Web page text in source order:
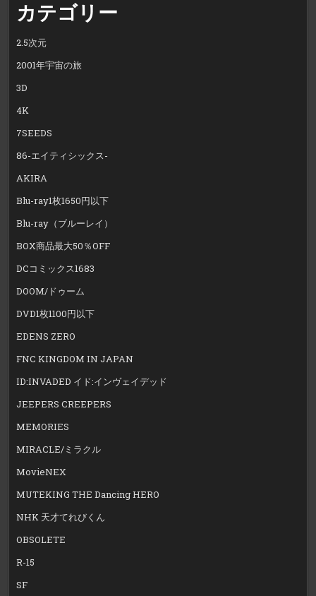
カテゴリー
2.5次元
2001年宇宙の旅
3D
4K
7SEEDS
86-エイティシックス-
AKIRA
Blu-ray1枚1650円以下
Blu-ray（ブルーレイ）
BOX商品最大50％OFF
DCコミックス1683
DOOM/ドゥーム
DVD1枚1100円以下
EDENS ZERO
FNC KINGDOM IN JAPAN
ID:INVADED イド:インヴェイデッド
JEEPERS CREEPERS
MEMORIES
MIRACLE/ミラクル
MovieNEX
MUTEKING THE Dancing HERO
NHK 天才てれびくん
OBSOLETE
R-15
SF